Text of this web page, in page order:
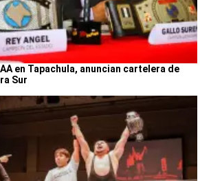
en Tapachula, anuncian cartelera de
Sur